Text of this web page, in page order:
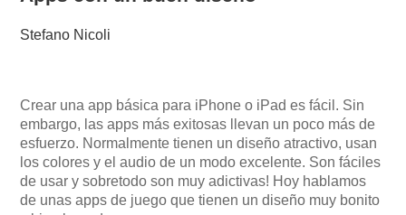
Stefano Nicoli
Crear una app básica para iPhone o iPad es fácil. Sin
embargo, las apps más exitosas llevan un poco más de
esfuerzo. Normalmente tienen un diseño atractivo, usan
los colores y el audio de un modo excelente. Son fáciles
de usar y sobretodo son muy adictivas! Hoy hablamos
de unas apps de juego que tienen un diseño muy bonito